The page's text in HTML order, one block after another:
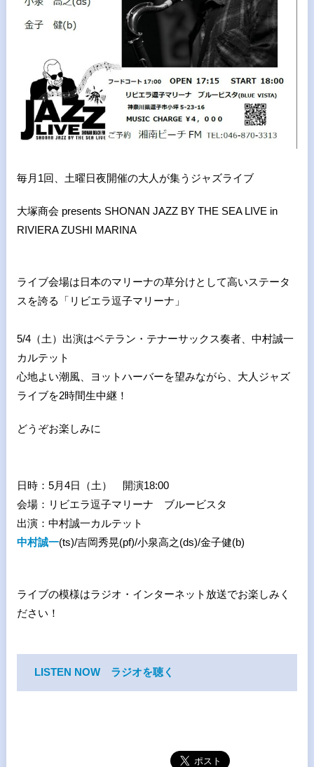
毎月1回、土曜日夜開催の大人が集うジャズライブ
大塚商会 presents SHONAN JAZZ BY THE SEA LIVE in
RIVIERA ZUSHI MARINA
ライブ会場は日本のマリーナの草分けとして高いステータ
スを誇る「リビエラ逗子マリーナ」
5/4（土）出演はベテラン・テナーサックス奏者、中村誠一
カルテット
心地よい潮風、ヨットハーバーを望みながら、大人ジャズ
ライブを2時間生中継！
どうぞお楽しみに
日時：5月4日（土） 開演18:00
会場：リビエラ逗子マリーナ ブルービスタ
出演：中村誠一カルテット
中村誠一(ts)/吉岡秀晃(pf)/小泉高之(ds)/金子健(b)
ライブの模様はラジオ・インターネット放送でお楽しみく
ださい！
LISTEN NOW ラジオを聴く